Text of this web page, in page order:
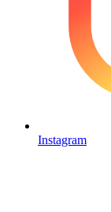
Instagram